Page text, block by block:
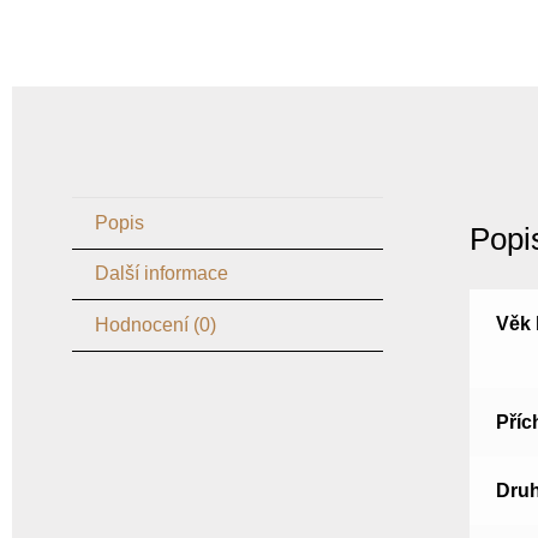
Popis
Další informace
Hodnocení (0) Věk